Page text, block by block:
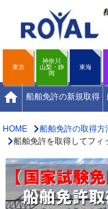
東京
神奈川
山梨・静
岡
東海
home 船舶免許の新規取得
HOME
船舶免許の取得方
船舶免許を取得してフィ